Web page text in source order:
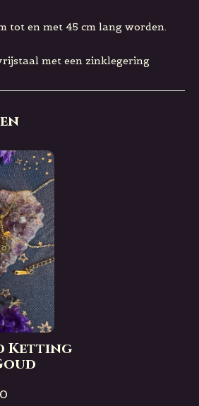
tot en met 45 cm lang worden.
met een zinklegering
Ketting